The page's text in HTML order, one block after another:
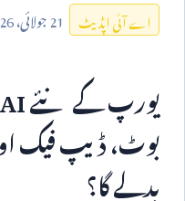
اے آئی اپڈیٹ 21جولائی،
یورپ کے نئےAI
بوٹ، ڈیپ فیک
بدلے گا؟